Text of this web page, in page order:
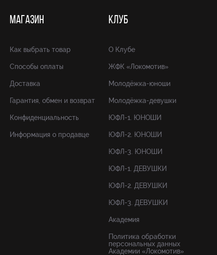
МАГАЗИН
Как выбрать товар
Способы оплаты
Доставка
Гарантия, обмен и возврат
Конфиденциальность
Информация о продавце
КЛУБ
О Клубе
ЖФК «Локомотив»
Молодёжка-юноши
Молодёжка-девушки
ЮФЛ-1. ЮНОШИ
ЮФЛ-2. ЮНОШИ
ЮФЛ-3. ЮНОШИ
ЮФЛ-1. ДЕВУШКИ
ЮФЛ-2. ДЕВУШКИ
ЮФЛ-3. ДЕВУШКИ
Академия
Политика обработки
персональных данных
Академии «Локомотив»